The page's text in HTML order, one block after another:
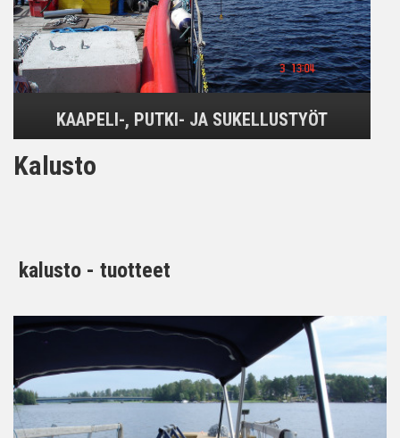
KAAPELI-, PUTKI- JA SUKELLUSTYÖT
Kalusto
kalusto - tuotteet